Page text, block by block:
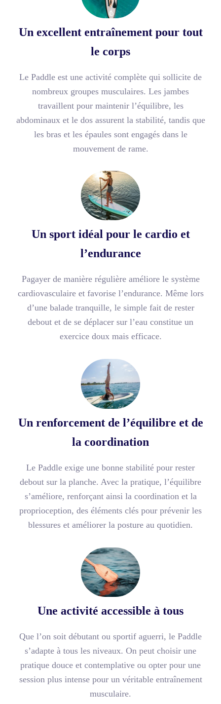
Un excellent entraînement pour tout
le corps
Le Paddle est une activité complète qui sollicite de
nombreux groupes musculaires. Les jambes
travaillent pour maintenir l’équilibre, les
abdominaux et le dos assurent la stabilité, tandis que
les bras et les épaules sont engagés dans le
mouvement de rame.
Un sport idéal pour le cardio et
l’endurance
Pagayer de manière régulière améliore le système
cardiovasculaire et favorise l’endurance. Même lors
d’une balade tranquille, le simple fait de rester
debout et de se déplacer sur l’eau constitue un
exercice doux mais efficace.
Un renforcement de l’équilibre et de
la coordination
Le Paddle exige une bonne stabilité pour rester
debout sur la planche. Avec la pratique, l’équilibre
s’améliore, renforçant ainsi la coordination et la
proprioception, des éléments clés pour prévenir les
blessures et améliorer la posture au quotidien.
Une activité accessible à tous
Que l’on soit débutant ou sportif aguerri, le Paddle
s’adapte à tous les niveaux. On peut choisir une
pratique douce et contemplative ou opter pour une
session plus intense pour un véritable entraînement
musculaire.